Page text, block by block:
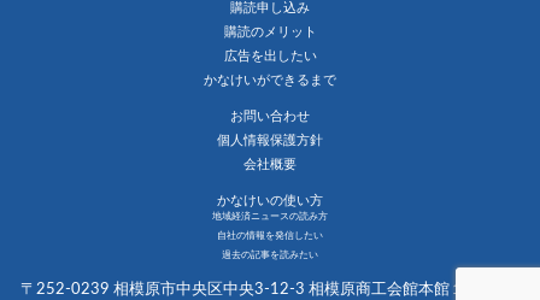
購読申し込み
購読のメリット
広告を出したい
かなけいができるまで
お問い合わせ
個人情報保護方針
会社概要
かなけいの使い方
地域経済ニュースの読み方
自社の情報を発信したい
過去の記事を読みたい
〒252-0239 相模原市中央区中央3-12-3 相模原商工会館本館１